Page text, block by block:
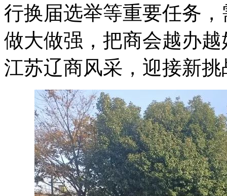
行换届选举等重要任务
做大做强，把商会越办
江苏辽商风采，迎接新